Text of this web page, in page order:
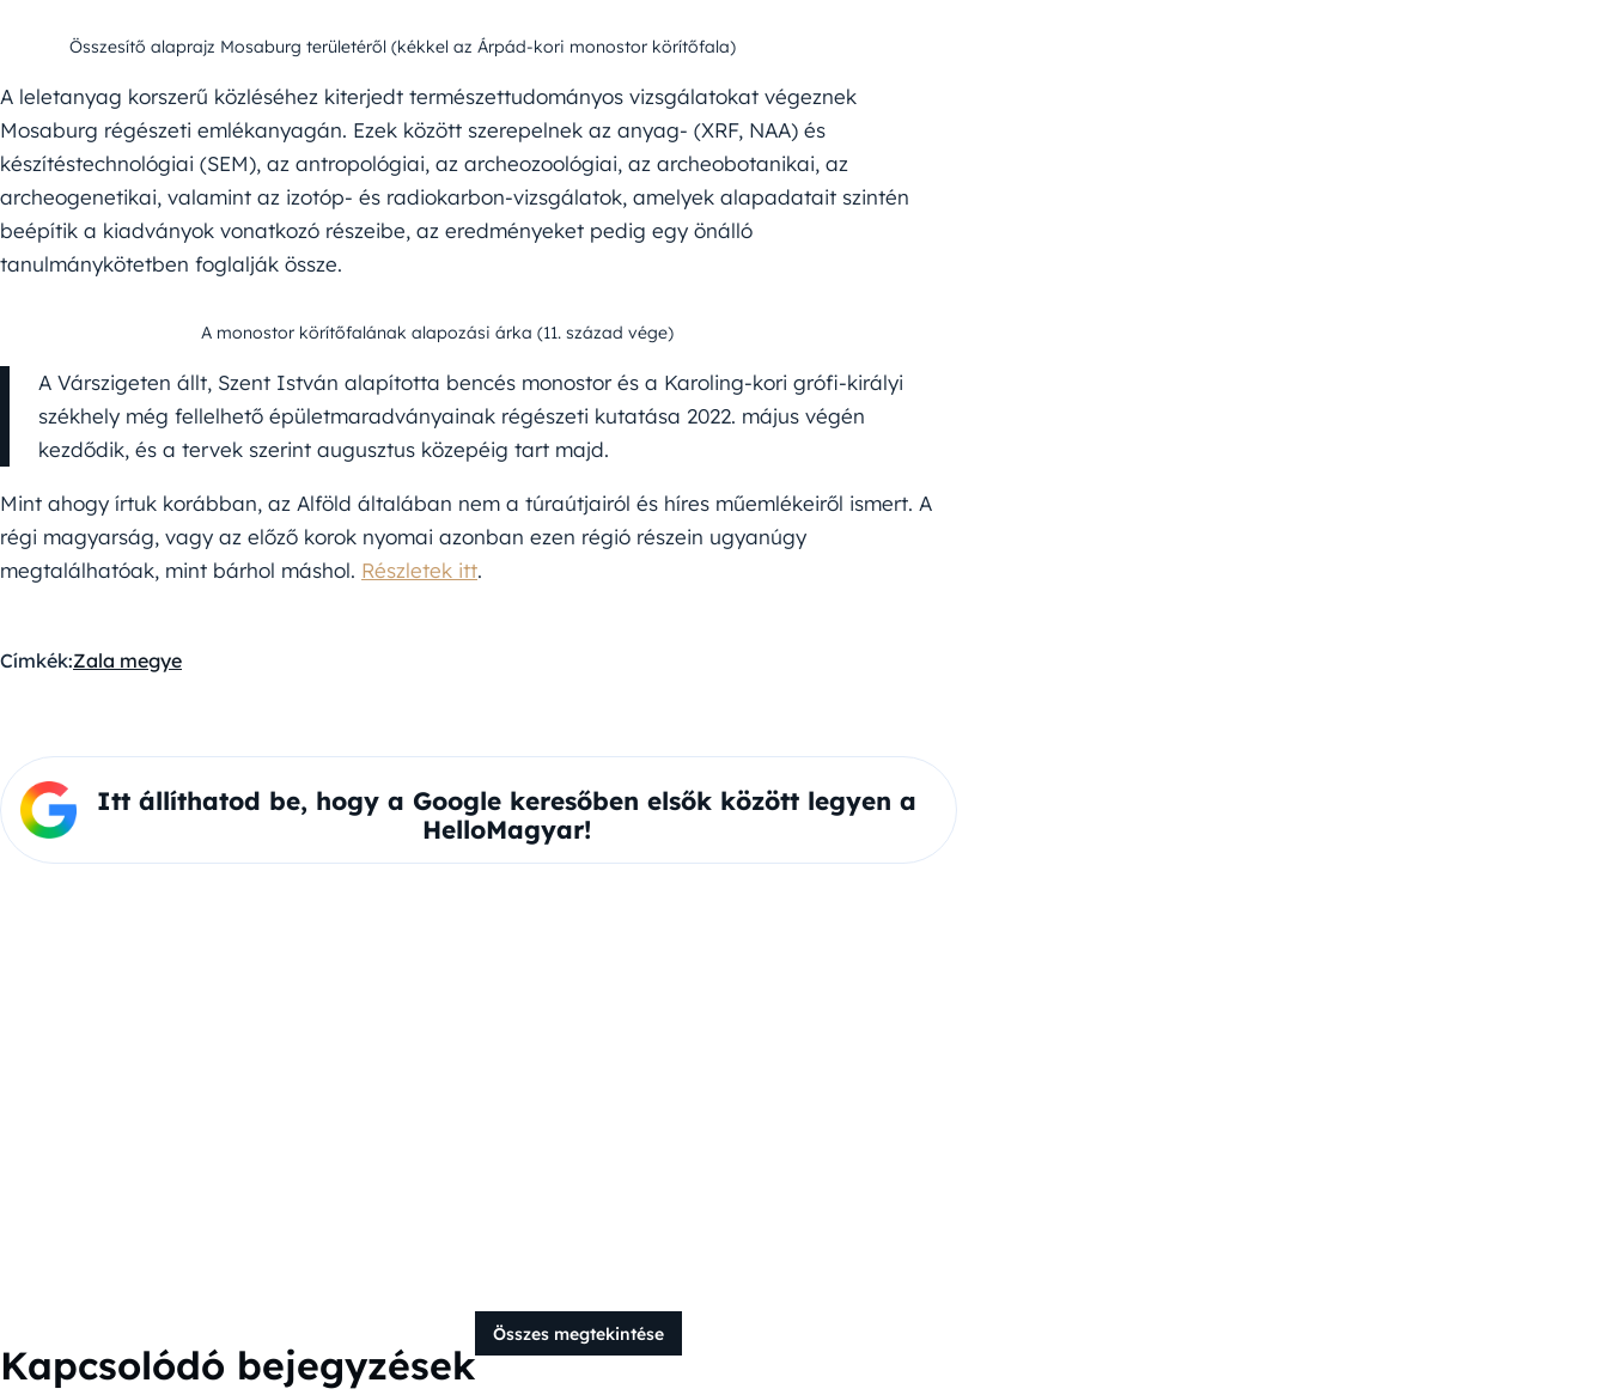
Összesítő alaprajz Mosaburg területéről (kékkel az Árpád-kori monostor körítőfala)
A leletanyag korszerű közléséhez kiterjedt természettudományos vizsgálatokat végeznek
Mosaburg régészeti emlékanyagán. Ezek között szerepelnek az anyag- (XRF, NAA) és
készítéstechnológiai (SEM), az antropológiai, az archeozoológiai, az archeobotanikai, az
archeogenetikai, valamint az izotóp- és radiokarbon-vizsgálatok, amelyek alapadatait szintén
beépítik a kiadványok vonatkozó részeibe, az eredményeket pedig egy önálló
tanulmánykötetben foglalják össze.
A monostor körítőfalának alapozási árka (11. század vége)
A Várszigeten állt, Szent István alapította bencés monostor és a Karoling-kori grófi-királyi
székhely még fellelhető épületmaradványainak régészeti kutatása 2022. május végén
kezdődik, és a tervek szerint augusztus közepéig tart majd.
Mint ahogy írtuk korábban, az Alföld általában nem a túraútjairól és híres műemlékeiről ismert. A
régi magyarság, vagy az előző korok nyomai azonban ezen régió részein ugyanúgy
megtalálhatóak, mint bárhol máshol. Részletek itt.
Címkék:Zala megye
Itt állíthatod be, hogy a Google keresőben elsők között legyen a
HelloMagyar!
Kapcsolódó bejegyzések
Összes megtekintése